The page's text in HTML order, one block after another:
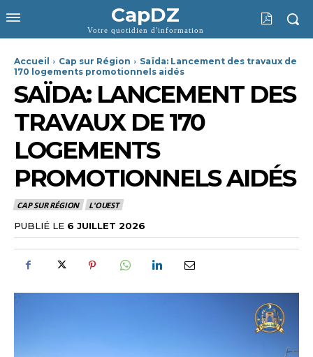
CapDZ
Votre quotidien d'information
Accueil Cap sur Région
Saïda: Lancement des travaux de
170 logements promotionnels aidés
SAÏDA: LANCEMENT DES
TRAVAUX DE 170
LOGEMENTS
PROMOTIONNELS AIDÉS
CAP SUR RÉGION L'OUEST
PUBLIÉ LE 6 JUILLET 2026